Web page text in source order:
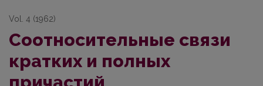
Vol. 4 (1962)
Соотносительные связи
кратких и полных